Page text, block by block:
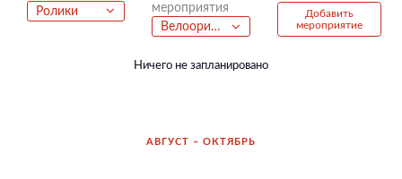
Ролики
мероприятия
Велоориентирование
Добавить
мероприятие
Ничего не запланировано
АВГУСТ – ОКТЯБРЬ